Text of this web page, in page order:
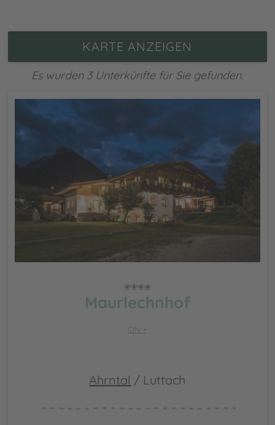
KARTE ANZEIGEN
Es wurden 3 Unterkünfte für Sie gefunden.
Maurlechnhof
CIN +
Ahrntal / Luttach